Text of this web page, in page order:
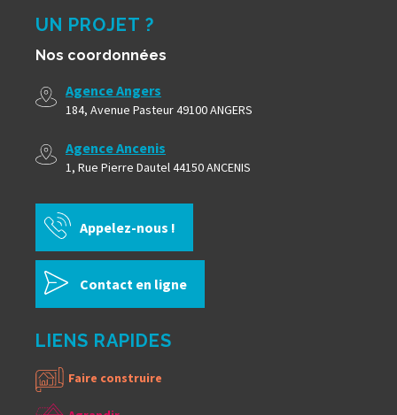
UN PROJET ?
Nos coordonnées
Agence Angers
184, Avenue Pasteur 49100 ANGERS
Agence Ancenis
1, Rue Pierre Dautel 44150 ANCENIS
Appelez-nous !
Contact en ligne
LIENS RAPIDES
Faire construire